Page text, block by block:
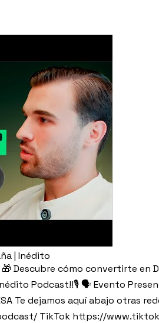
| Inédito
Descubre cómo convertirte
Podcast!!🎙️ 🗣️ Evento
Te dejamos aquí abajo otras
TikTok https://